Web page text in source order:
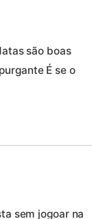
são boas
É se o
sem jogoar na